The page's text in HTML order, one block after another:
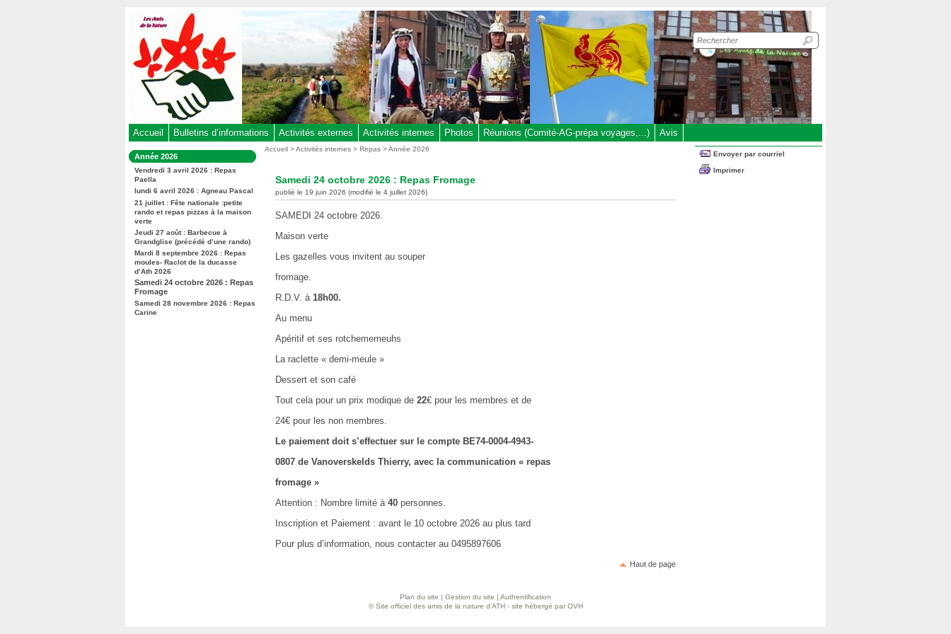
Recherche
sur
le
site
Accueil Bulletins d’informations Activités externes Activités internes Photos Réunions (Comité-AG-prépa voyages,...) Avis
Dans
la
rubrique
:
Année 2026
Vendredi 3 avril 2026 : Repas
Paella
lundi 6 avril 2026 : Agneau Pascal
21 juillet : Fête nationale :petite
rando et repas pizzas à la maison
verte
Jeudi 27 août : Barbecue à
Grandglise (précédé d’une rando)
Mardi 8 septembre 2026 : Repas
moules- Raclot de la ducasse
d’Ath 2026
Samedi 24 octobre 2026 : Repas
Fromage
Samedi 28 novembre 2026 : Repas
Carine
Vous
Accueil >Activités internes >Repas >Année 2026
Samedi 24 octobre 2026 : Repas Fromage
publié le 19 juin 2026 (modifié le 4 juillet 2026)
SAMEDI 24 octobre 2026.
Maison verte
Les gazelles vous invitent au souper
fromage.
R.D.V. à18h00.
Au menu
Apéritif et ses rotchememeuhs
La raclette « demi-meule »
Dessert et son café
Tout cela pour un prix modique de 22€ pour les membres et de
24€ pour les non membres.
Le paiement doit s’effectuer sur le compte BE74-0004-4943-
0807 de Vanoverskelds Thierry, avec la communication « repas
fromage »
Attention : Nombre limité à40 personnes.
Inscription et Paiement : avant le 10 octobre 2026 au plus tard
Pour plus d’information, nous contacter au 0495897606
Haut de page
Envoyer par courriel
Imprimer
Plan du site | Gestion du site | Authentification
© Site officiel des amis de la nature d’ATH - site hébergé par OVH